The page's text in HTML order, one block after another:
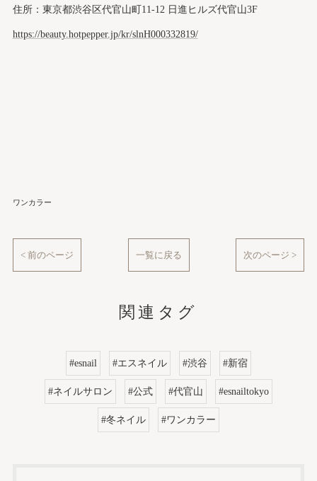
住所：東京都渋谷区代官山町11-12 日進ヒルズ代官山3F
https://beauty.hotpepper.jp/kr/slnH000332819/
ワンカラー
< 前のページ 一覧に戻る 次のページ >
関連タグ
#esnail #エスネイル #渋谷 #新宿
#ネイルサロン #公式 #代官山 #esnailtokyo
#冬ネイル #ワンカラー